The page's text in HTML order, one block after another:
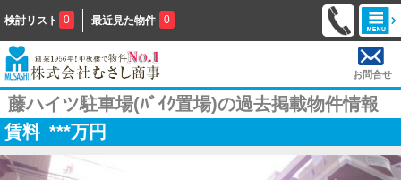
検討リスト 0 最近見た物件 0
お問合せ
藤ハイツ駐車場(ﾊﾞｲｸ置場)の過去掲載物件情報
賃料 ***万円